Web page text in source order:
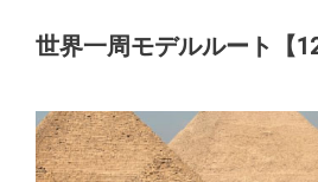
世界一周モデルルート【12